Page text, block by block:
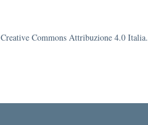
Commons Attribuzione 4.0 Italia.